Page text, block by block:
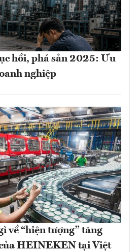
hồi, phá sản 2025: Ưu
nghiệp
về “hiện tượng” tăng
HEINEKEN tại Việt